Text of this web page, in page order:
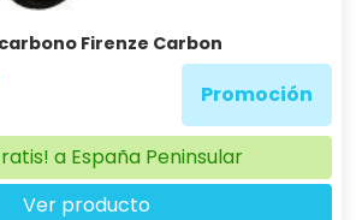
Firenze Carbon
Promoción
a España Peninsular
Ver producto